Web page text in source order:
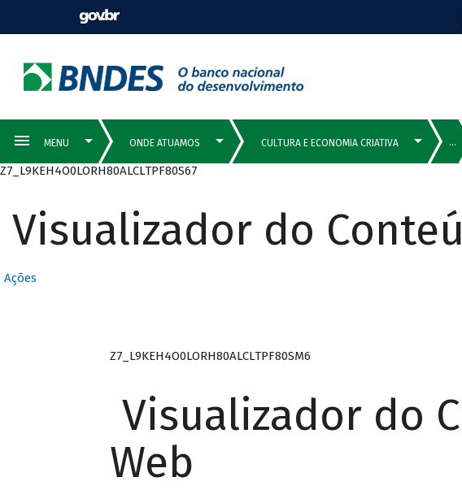
Z7_L9KEH4O0LORH80ALCLTPF80S67
Visualizador do
Ações
Z7_L9KEH4O0LORH80ALCLTPF80SM6
Visualizador do
Web